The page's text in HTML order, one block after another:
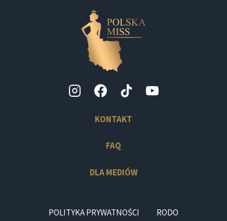
KONTAKT
FAQ
DLA MEDIÓW
POLITYKA PRYWATNOŚCI RODO